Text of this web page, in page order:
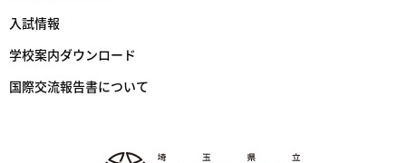
入試情報
学校案内ダウンロード
国際交流報告書について